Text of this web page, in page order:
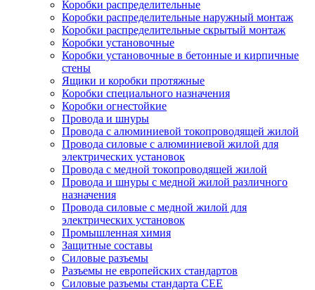
Коробки распределительные
Коробки распределительные наружный монтаж
Коробки распределительные скрытый монтаж
Коробки установочные
Коробки установочные в бетонные и кирпичные
стены
Ящики и коробки протяжные
Коробки специального назначения
Коробки огнестойкие
Провода и шнуры
Провода с алюминиевой токопроводящей жилой
Провода силовые с алюминиевой жилой для
электрических установок
Провода с медной токопроводящей жилой
Провода и шнуры с медной жилой различного
назначения
Провода силовые с медной жилой для
электрических установок
Промышленная химия
Защитные составы
Силовые разъемы
Разъемы не европейских стандартов
Силовые разъемы стандарта CEE